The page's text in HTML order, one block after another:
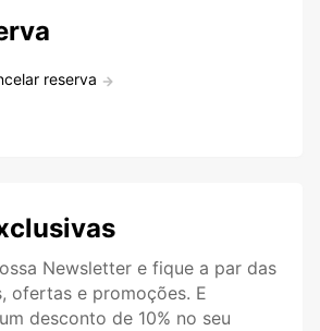
reserva
Newsletter e fique a par das
ofertas e promoções. E
desconto de 10% no seu